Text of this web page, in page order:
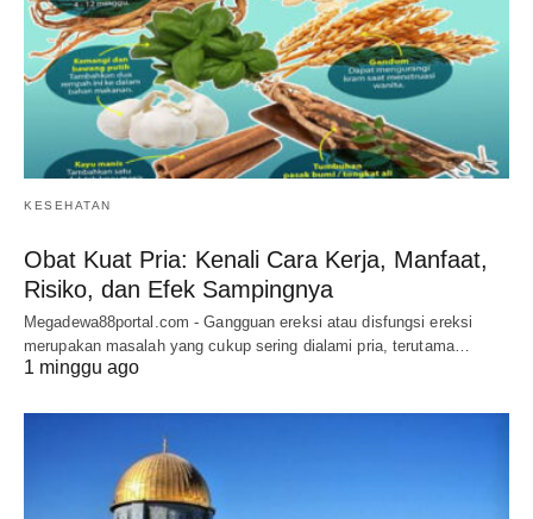
KESEHATAN
Obat Kuat Pria: Kenali Cara Kerja, Manfaat,
Risiko, dan Efek Sampingnya
Megadewa88portal.com - Gangguan ereksi atau disfungsi ereksi
merupakan masalah yang cukup sering dialami pria, terutama…
1 minggu ago